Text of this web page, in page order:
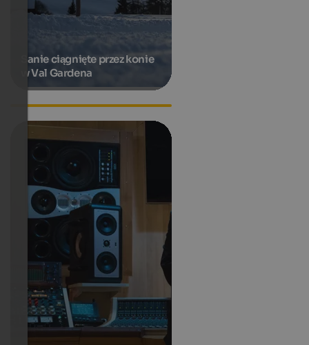
Sanie ciągnięte przez konie
w Val Gardena
Luis Trenker